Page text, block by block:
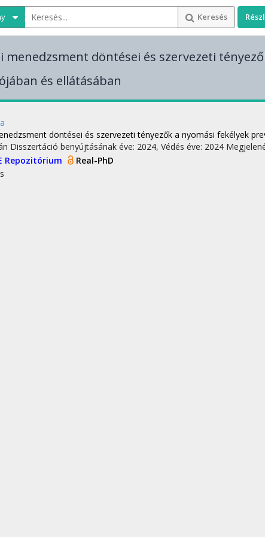
Keresés
menedzsment döntései és szervezeti
és ellátásában
döntései és szervezeti tényezők a nyomási fekélyek
Disszertáció benyújtásának éve: 2024, Védés éve: 2024
Repozitórium
Real-PhD